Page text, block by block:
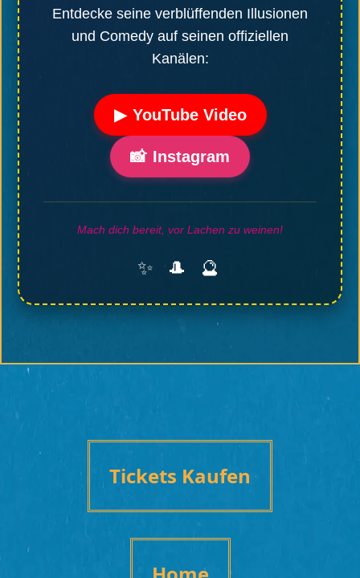
Entdecke seine verblüffenden Illusionen
und Comedy auf seinen offiziellen
Kanälen:
▶ YouTube Video
📸 Instagram
Mach dich bereit, vor Lachen zu weinen!
✨ 🎩 🔮
Tickets Kaufen